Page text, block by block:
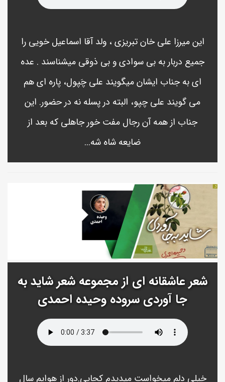
این میرزا علی خان تبریزی ، ولد آقا اسماعیل خویی را
جمیع دربار به بی سوادی و بی ذوقی میشناسند . عده
ای به جناب ایشان میگویند علی چَپول، پاره ای هم
می گویند علی چپو، البته در پسله نه در حضور. این
جناب از همه آن رجال مفت خور جاهلی که بعد از
ضایعه شاه شه...
شعر عاشقانه ای از مجموعه شعر شاید به
جا آوردی سروده وحیده احمدی
خیلی دلم میخواست میدیدم کجایی.دور از هوایم سال